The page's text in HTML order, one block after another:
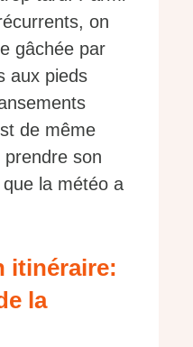
on
gâchée par
aux pieds
de même
prendre son
la météo a
itinéraire:
la